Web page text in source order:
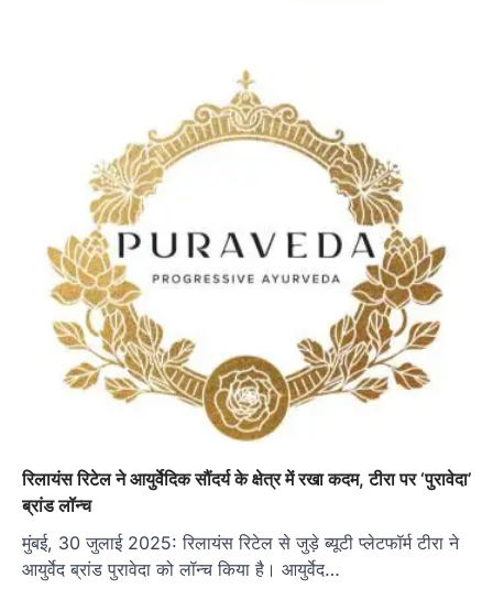
रिलायंस रिटेल ने आयुर्वेदिक सौंदर्य के क्षेत्र में रखा कदम, टीरा पर ‘पुरावेदा’
ब्रांड लॉन्च
मुंबई, 30 जुलाई 2025: रिलायंस रिटेल से जुड़े ब्यूटी प्लेटफॉर्म टीरा ने
आयुर्वेद ब्रांड पुरावेदा को लॉन्च किया है। आयुर्वेद…